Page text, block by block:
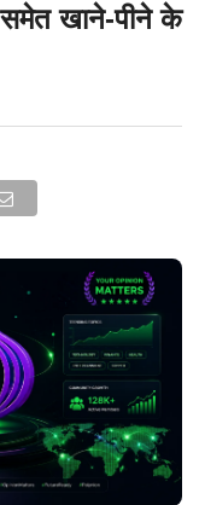
खाने-पीने के